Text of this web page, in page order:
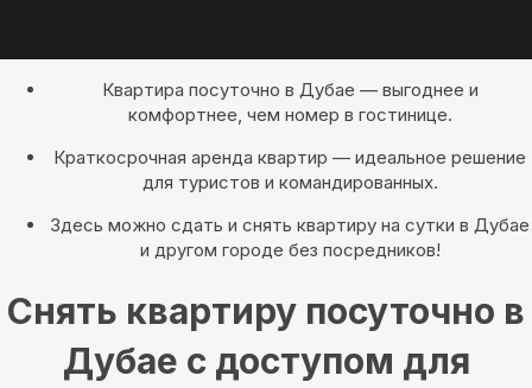
Квартира посуточно в Дубае — выгоднее и
комфортнее, чем номер в гостинице.
Краткосрочная аренда квартир — идеальное решение
для туристов и командированных.
Здесь можно сдать и снять квартиру на сутки в Дубае
и другом городе без посредников!
Снять квартиру посуточно в
Дубае с доступом для